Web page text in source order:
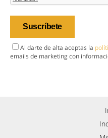
Al darte de alta aceptas la
emails de marketing con